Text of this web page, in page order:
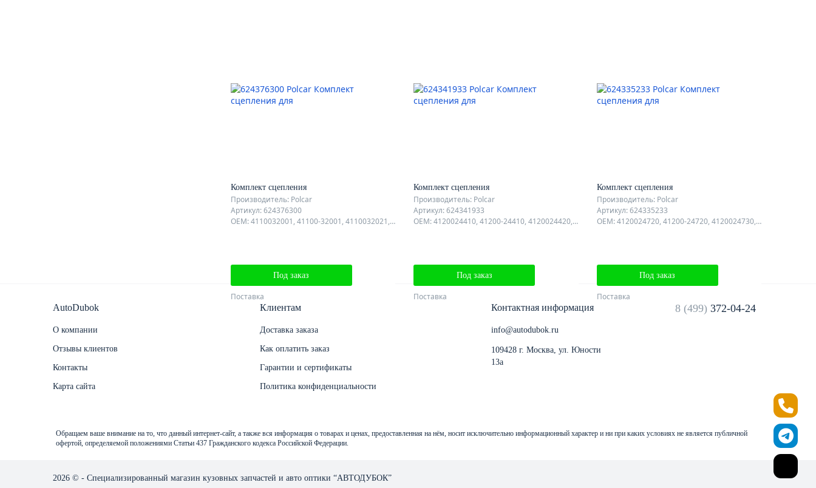
Комплект сцепления
Производитель: Polcar
Артикул: 624376300
OEM: 4110032001, 41100-32001, 4110032021, 41100-32021, 4130032001, 41300-32001, 4130032021, 41300-32021, 4142123010, 41421-23010, 4142123020, 41421-23020, 4142132000, 41421-32000
Под заказ
Поставка
Комплект сцепления
Производитель: Polcar
Артикул: 624341933
OEM: 4120024410, 41200-24410, 4120024420, 41200-24420, 4142124300, 41421-24300, 4142124350, 41421-24350, 4142124550, 41421-24550
Под заказ
Поставка
Комплект сцепления
Производитель: Polcar
Артикул: 624335233
OEM: 4120024720, 41200-24720, 4120024730, 41200-24730, 4142124300, 41421-24300, 4142124350, 41421-24350, 4142124550, 41421-24550
Под заказ
Поставка
AutoDubok
О компании
Отзывы клиентов
Контакты
Карта сайта
Клиентам
Доставка заказа
Как оплатить заказ
Гарантии и сертификаты
Политика конфиденциальности
Контактная информация
info@autodubok.ru
109428 г. Москва, ул. Юности
13а
8 (499) 372-04-24
Обращаем ваше внимание на то, что данный интернет-сайт, а также вся информация о товарах и ценах, предоставленная на нём, носит исключительно информационный характер и ни при каких условиях не является публичной
офертой, определяемой положениями Статьи 437 Гражданского кодекса Российской Федерации.
2026 © - Специализированный магазин кузовных запчастей и авто оптики “АВТОДУБОК”